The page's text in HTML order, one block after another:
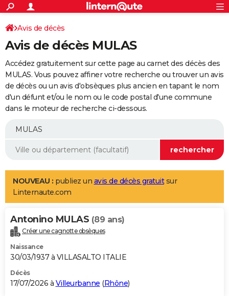
ACTUALITÉS
Politique
Société
Faits Divers
Education
Monde
Villes
+
SPORT
Coupe du monde 2026
Football
Tennis
Cyclisme
Rugby
Forum
Programme TV
TNTStreaming
Cinéma
Sorties cinéma
Musique
+
FINANCE
Retraite
Impôts
Epargne
Immobilier
Risques naturels par ville
Banque
Assurance
Crédit
AUTO
Essais
Réserver un essai
Citadines
Berlines
SUV
Forum auto
+
Mobiles
Meilleur smartphone
Internet
Ordinateurs
Jeux vidéo
Guide high-tech
Aménagement intérieur
LIFESTYLE
Art de vivre
Bien-être
Loisirs
Mode
Modes de vie
Alimentation
Guide de la santé
Maladies
Médicaments
Sommeil
VOYAGE
Destinations
City break
Voyage nature
Voyage de noces
Forum
Climat
+PHOTO
GUIDES D'ACHAT
BONS PLANS
Avis de décès
Avis de décès MULAS
Accédez gratuitement sur cette page au carnet des décès des
MULAS. Vous pouvez affiner votre recherche ou trouver un avis
de décès ou un avis d'obsèques plus ancien en tapant le nom
d'un défunt et/ou le nom ou le code postal d'une commune
dans le moteur de recherche ci-dessous.
NOUVEAU : publiez un avis de décès gratuitsur
Linternaute.com
Antonino MULAS (89 ans)
Créer une cagnotte obsèques
Naissance
30/03/1937 à VILLASALTO ITALIE
Décès
17/07/2026 à Villeurbanne (Rhône)